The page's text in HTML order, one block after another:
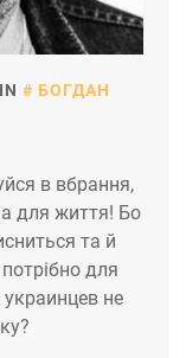
БОГДАН
в вбрання,
для життя! Бо
та й
для
украинцев не